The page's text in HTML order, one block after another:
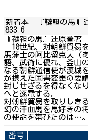
新着本 『韃靼の馬』
833.6
『韃靼の馬』辻原登
18世紀、対朝鮮貿易
馬藩士の阿比留克人（
語、武術に優れ、釜山
なる朝鮮通信使が漢城
が携えた国書変更の要
封じせざるを得なくな
へと逐電する。
対朝鮮貿易を取りしき
幻の汗血馬を馬好きの
の使命を帯びたのは…
番号